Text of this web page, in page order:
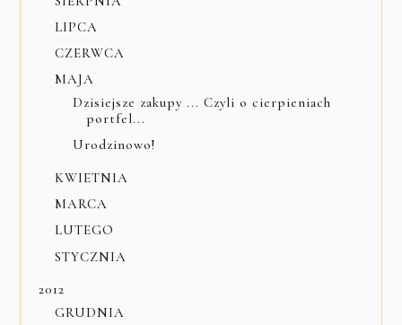
LIPCA
CZERWCA
MAJA
Dzisiejsze zakupy ... Czyli o cierpieniach
portfel...
Urodzinowo!
KWIETNIA
MARCA
LUTEGO
STYCZNIA
2012
GRUDNIA